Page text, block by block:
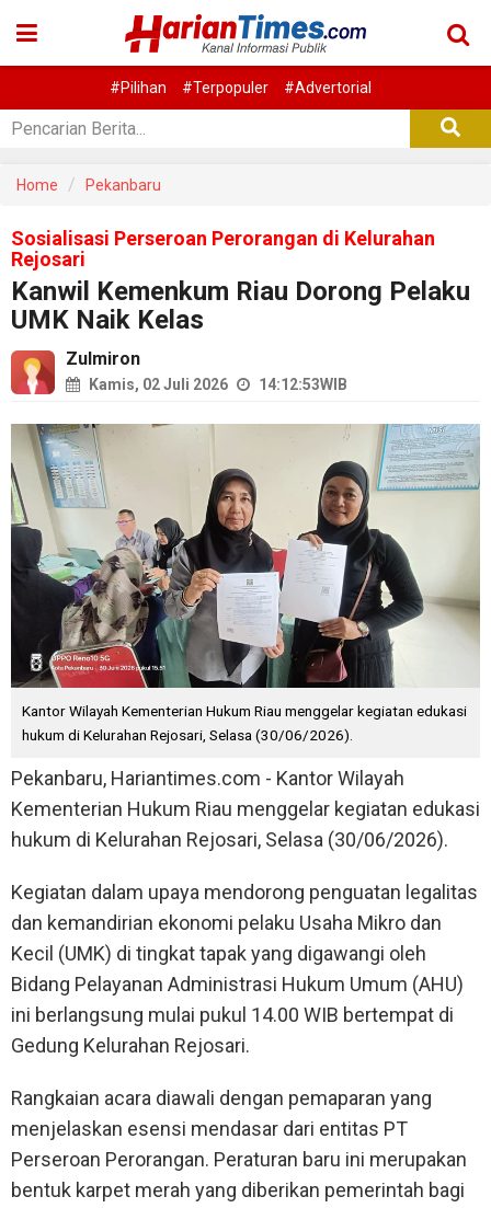
#Pilihan #Terpopuler #Advertorial
Home Pekanbaru
Sosialisasi Perseroan Perorangan di Kelurahan
Rejosari
Kanwil Kemenkum Riau Dorong Pelaku
UMK Naik Kelas
Zulmiron
Kamis, 02 Juli 2026 14:12:53WIB
Kantor Wilayah Kementerian Hukum Riau menggelar kegiatan edukasi
hukum di Kelurahan Rejosari, Selasa (30/06/2026).
Pekanbaru, Hariantimes.com - Kantor Wilayah
Kementerian Hukum Riau menggelar kegiatan edukasi
hukum di Kelurahan Rejosari, Selasa (30/06/2026).
Kegiatan dalam upaya mendorong penguatan legalitas
dan kemandirian ekonomi pelaku Usaha Mikro dan
Kecil (UMK) di tingkat tapak yang digawangi oleh
Bidang Pelayanan Administrasi Hukum Umum (AHU)
ini berlangsung mulai pukul 14.00 WIB bertempat di
Gedung Kelurahan Rejosari.
Rangkaian acara diawali dengan pemaparan yang
menjelaskan esensi mendasar dari entitas PT
Perseroan Perorangan. Peraturan baru ini merupakan
bentuk karpet merah yang diberikan pemerintah bagi